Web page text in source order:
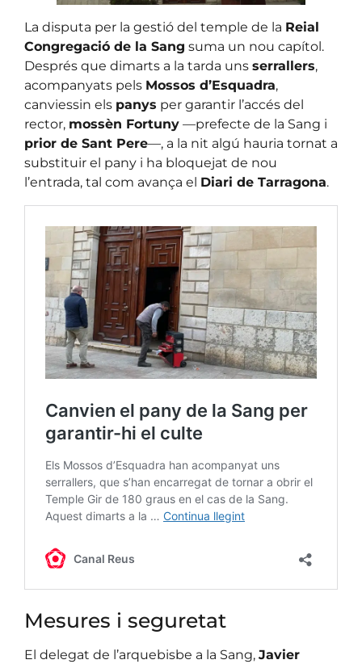
La disputa per la gestió del temple de la Reial
Congregació de la Sang suma un nou capítol.
Després que dimarts a la tarda uns serrallers,
acompanyats pels Mossos d’Esquadra,
canviessin els panys per garantir l’accés del
rector, mossèn Fortuny —prefecte de la Sang i
prior de Sant Pere—, a la nit algú hauria tornat a
substituir el pany i ha bloquejat de nou
l’entrada, tal com avança el Diari de Tarragona.
Mesures i seguretat
El delegat de l’arquebisbe a la Sang, Javier